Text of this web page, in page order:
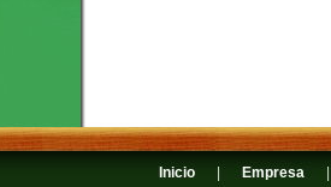
Inicio Empresa